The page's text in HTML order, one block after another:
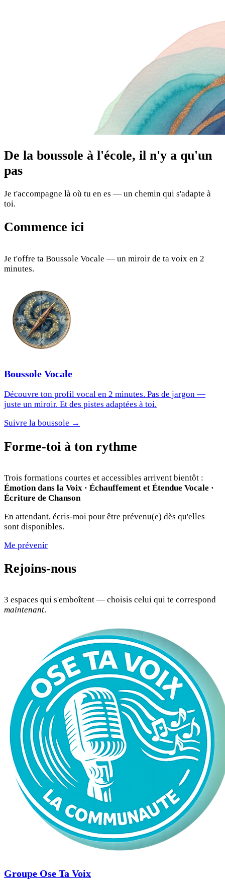
De la boussole à l'école, il n'y a qu'un
pas
Je t'accompagne là où tu en es — un chemin qui s'adapte à
toi.
Commence ici
Je t'offre ta Boussole Vocale — un miroir de ta voix en 2
minutes.
Boussole Vocale
Découvre ton profil vocal en 2 minutes. Pas de jargon —
juste un miroir. Et des pistes adaptées à toi.
Suivre la boussole →
Forme-toi à ton rythme
Trois formations courtes et accessibles arrivent bientôt :
Émotion dans la Voix · Échauffement et Étendue Vocale ·
Écriture de Chanson
En attendant, écris-moi pour être prévenu(e) dès qu'elles
sont disponibles.
Me prévenir
Rejoins-nous
3 espaces qui s'emboîtent — choisis celui qui te correspond
maintenant.
Groupe Ose Ta Voix